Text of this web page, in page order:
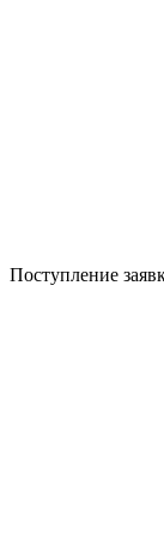
Поступление